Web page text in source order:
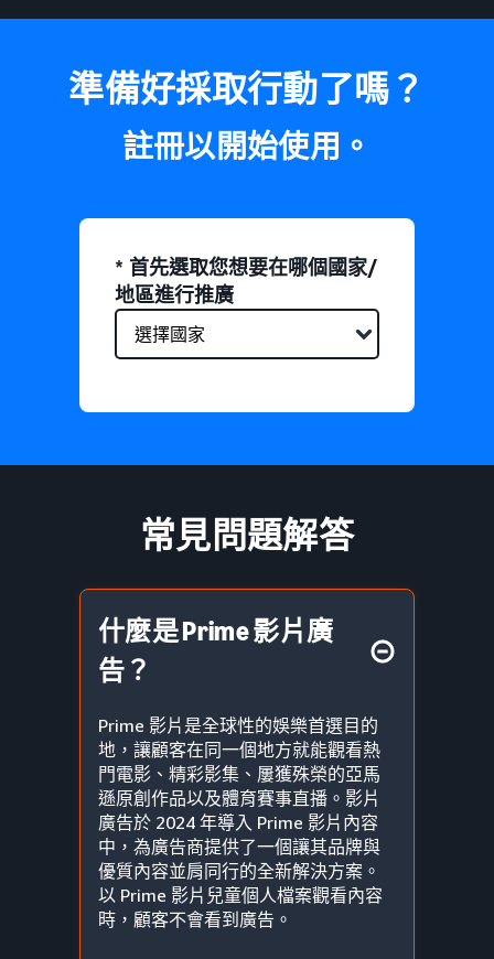
準備好採取行動了嗎？
註冊以開始使用。
* 首先選取您想要在哪個國家/
地區進行推廣
常見問題解答
什麼是 Prime 影片廣
告？
Prime 影片是全球性的娛樂首選目的
地，讓顧客在同一個地方就能觀看熱
門電影、精彩影集、屢獲殊榮的亞馬
遜原創作品以及體育賽事直播。影片
廣告於 2024 年導入 Prime 影片內容
中，為廣告商提供了一個讓其品牌與
優質內容並肩同行的全新解決方案。
以 Prime 影片兒童個人檔案觀看內容
時，顧客不會看到廣告。